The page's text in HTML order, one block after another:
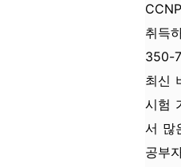
취득
350-
최신
시험
서 많
공부